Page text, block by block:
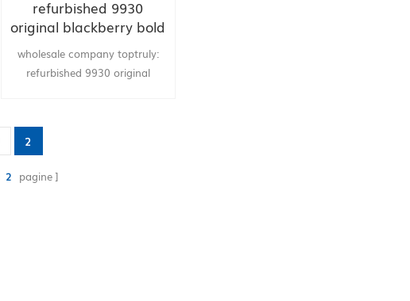
refurbished 9930
original blackberry bold
touch 9930 cell phone
wholesale company toptruly:
refurbished 9930 original
mobile phone china supply.
2
2 pagine